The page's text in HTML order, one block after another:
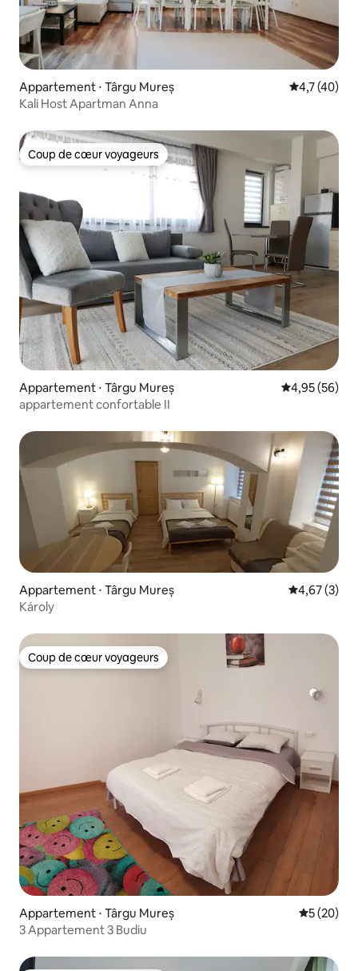
Appartement ⋅ Târgu Mureș Évaluation
4,7 (40)
Kali Host Apartman Anna
Coup de cœur voyageurs
Coup de cœur voyageurs
Appartement ⋅ Târgu Mureș Évaluation
4,95 (56)
appartement confortable II
Appartement ⋅ Târgu Mureș Évaluation
4,67 (3)
Károly
Coup de cœur voyageurs
Coup de cœur voyageurs
Appartement ⋅ Târgu Mureș
5 (20)
3 Appartement 3 Budiu